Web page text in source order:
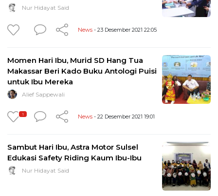
Nur Hidayat Said
News - 23 Desember 2021 22:05
Momen Hari Ibu, Murid SD Hang Tua
Makassar Beri Kado Buku Antologi Puisi
untuk Ibu Mereka
Alief Sappewali
1 News - 22 Desember 2021 19:01
Sambut Hari Ibu, Astra Motor Sulsel
Edukasi Safety Riding Kaum Ibu-Ibu
Nur Hidayat Said